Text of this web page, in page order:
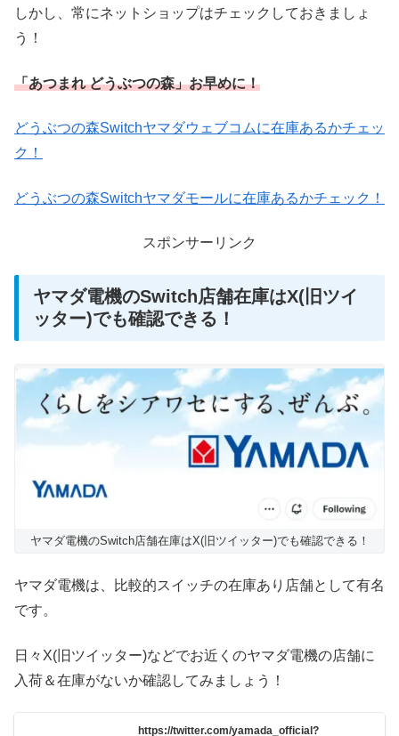
しかし、常にネットショップはチェックしておきましょ
う！
「あつまれ どうぶつの森」お早めに！
どうぶつの森Switchヤマダウェブコムに在庫あるかチェッ
ク！
どうぶつの森Switchヤマダモールに在庫あるかチェック！
スポンサーリンク
ヤマダ電機のSwitch店舗在庫はX(旧ツイ
ッター)でも確認できる！
ヤマダ電機のSwitch店舗在庫はX(旧ツイッター)でも確認できる！
ヤマダ電機は、比較的スイッチの在庫あり店舗として有名
です。
日々X(旧ツイッター)などでお近くのヤマダ電機の店舗に
入荷＆在庫がないか確認してみましょう！
https://twitter.com/yamada_official?